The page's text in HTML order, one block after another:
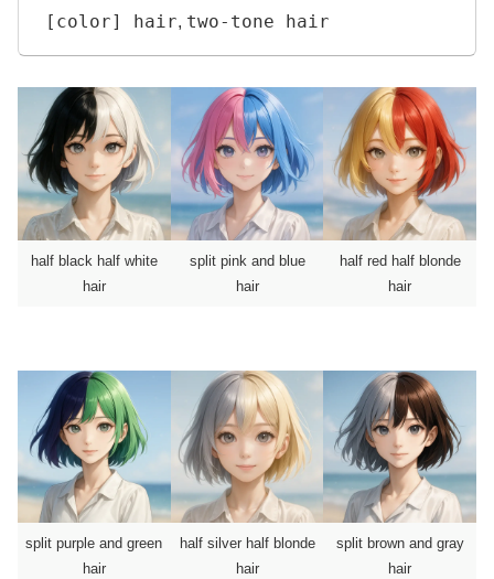
[color] hair, two-tone hair
half black half white
hair
split pink and blue
hair
half red half blonde
hair
split purple and green
hair
half silver half blonde
hair
split brown and gray
hair